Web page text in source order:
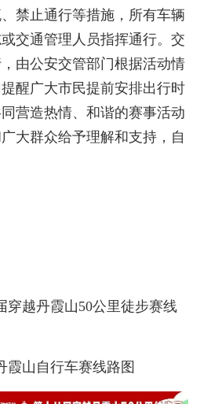
禁止通行等措施，所有车辆
交通管理人员指挥通行。交
由公安交管部门根据活动情
醒广大市民提前安排出行时
营造热情、和谐的赛事活动
大群众给予理解和支持，自
穿越丹霞山50公里徒步赛线
霞山自行车赛线路图